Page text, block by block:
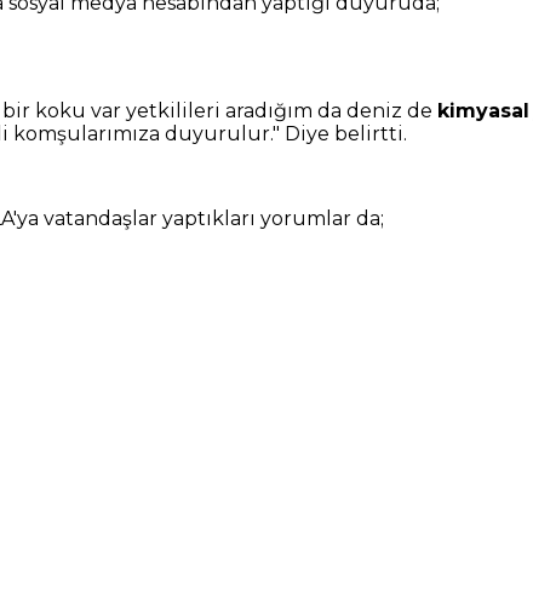
koku var yetkilileri aradığım da deniz de kimyasal
duyurulur." Diye belirtti.
vatandaşlar yaptıkları yorumlar da;